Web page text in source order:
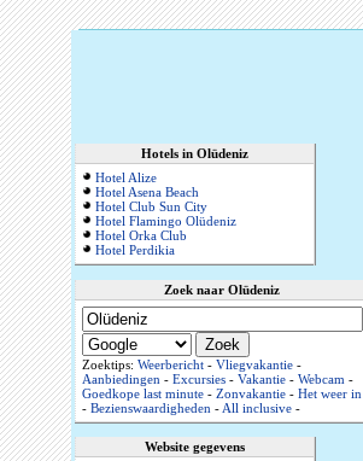
Hotels in Olüdeniz
Hotel Alize
Hotel Asena Beach
Hotel Club Sun City
Hotel Flamingo Olüdeniz
Hotel Orka Club
Hotel Perdikia
Zoek naar Olüdeniz
Zoektips: Weerbericht- Vliegvakantie-
Aanbiedingen- Excursies- Vakantie- Webcam-
Goedkope last minute- Zonvakantie- Het weer in
- Bezienswaardigheden-All inclusive-
Website gegevens